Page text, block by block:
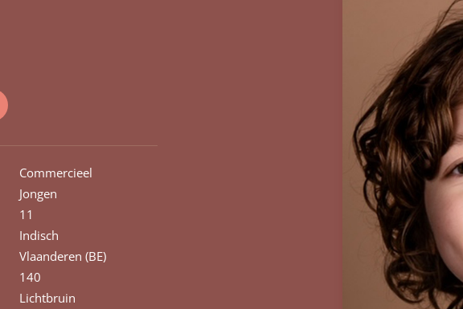
Commercieel
Jongen
11
Indisch
Vlaanderen (BE)
140
Lichtbruin